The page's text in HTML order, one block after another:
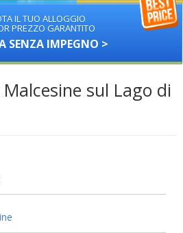
IL TUO ALLOGGIO
PREZZO GARANTITO
SENZA IMPEGNO >
sul Lago di